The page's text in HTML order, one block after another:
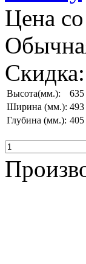
Цена
Скидка:
Высота(мм.):
635
Ширина (мм.): 493
Глубина (мм.): 405